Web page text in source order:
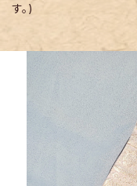
す。)